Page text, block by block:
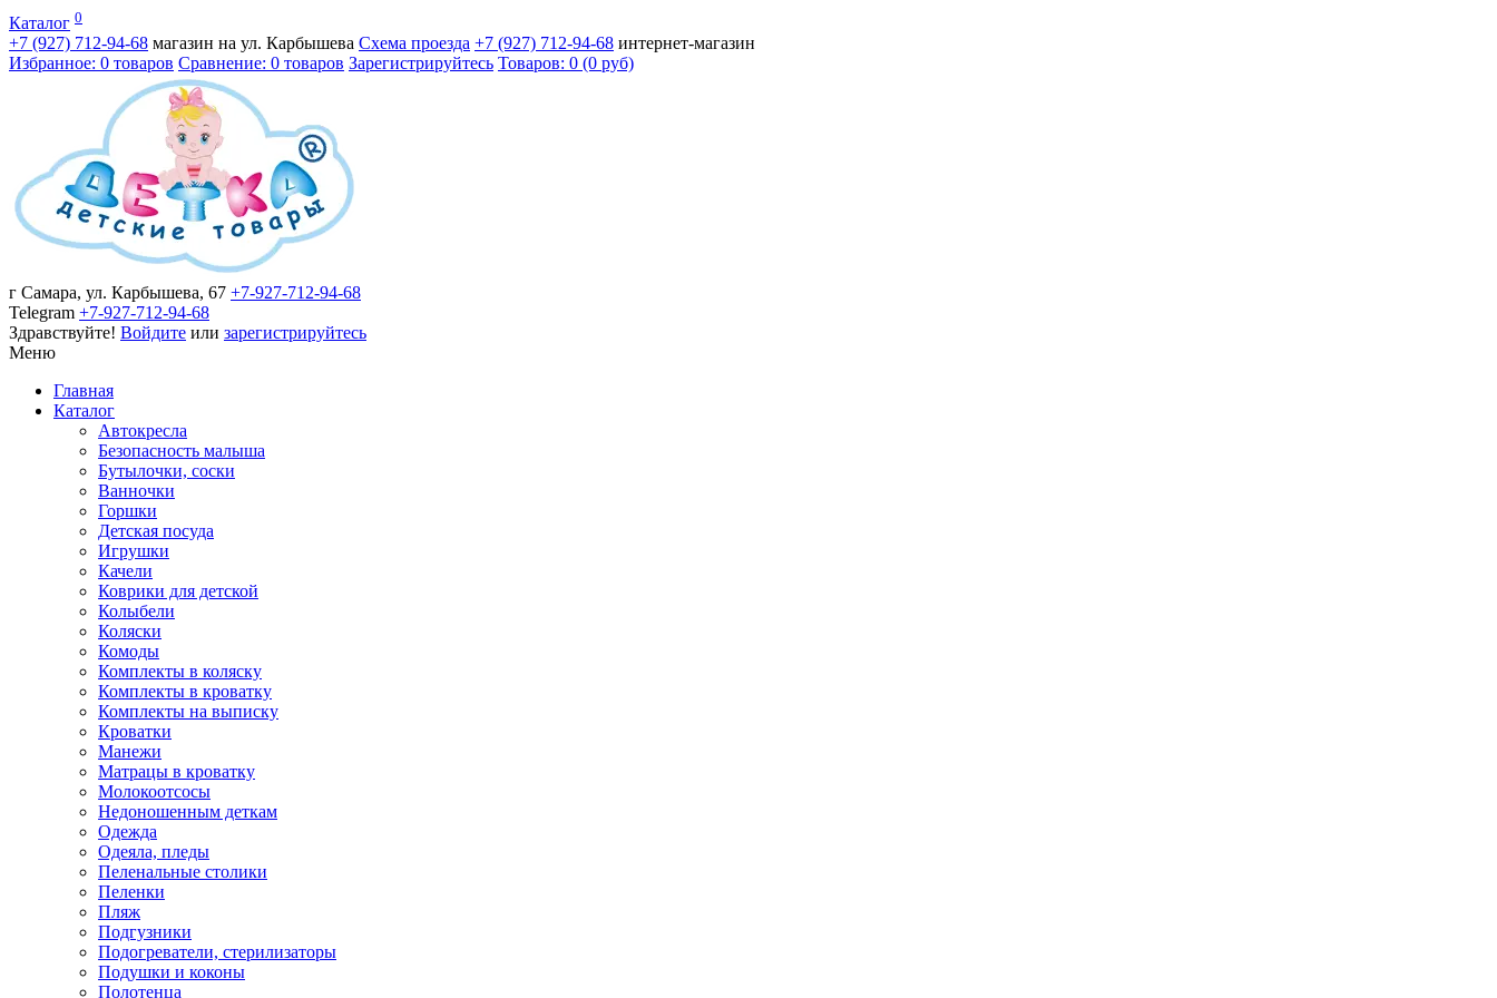
Каталог 0
+7 (927) 712-94-68 магазин на ул. Карбышева Схема проезда +7 (927) 712-94-68 интернет-магазин
Избранное: 0 товаров Сравнение: 0 товаров Зарегистрируйтесь Товаров: 0 (0 руб)
г Самара, ул. Карбышева, 67 +7-927-712-94-68
Telegram +7-927-712-94-68
Здравствуйте! Войдите или зарегистрируйтесь
Меню
Главная
Каталог
Автокресла
Безопасность малыша
Бутылочки, соски
Ванночки
Горшки
Детская посуда
Игрушки
Качели
Коврики для детской
Колыбели
Коляски
Комоды
Комплекты в коляску
Комплекты в кроватку
Комплекты на выписку
Кроватки
Манежи
Матрацы в кроватку
Молокоотсосы
Недоношенным деткам
Одежда
Одеяла, пледы
Пеленальные столики
Пеленки
Пляж
Подгузники
Подогреватели, стерилизаторы
Подушки и коконы
Полотенца